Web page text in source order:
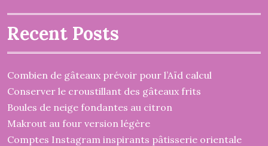
Recent Posts
Combien de gâteaux prévoir pour l’Aïd calcul
Conserver le croustillant des gâteaux frits
Boules de neige fondantes au citron
Makrout au four version légère
Comptes Instagram inspirants pâtisserie orientale